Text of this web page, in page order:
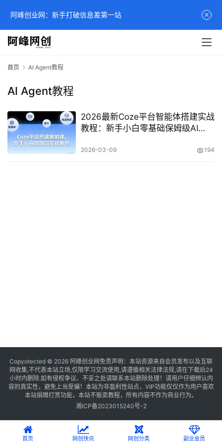
首页 AI Agent教程
AI Agent教程
2026最新Coze平台智能体搭建实战
教程：新手小白零基础保姆级AI
2026-03-09 194
Copyotected © 2026 阿峰创业网 免责声明：本站资源来自会员发布以及互联
网收集,不代表本站立场,仅限学习交流使用,请遵循相关法律法规,请在下载后24
小时内删除.如有侵权争议、不妥之处请联系本站删除处理！请用户仔细辨认内
容的真实性，避免上当受骗！本站为非盈利性站点，VIP功能仅仅作为用户喜欢
本站捐赠打赏功能，本站不贩卖教程，所有内容不作为商业行为。
湘ICP备2023015240号-2
首页 网创快讯 网创分类 副业会员
阿峰创业网：新手打破信息差第一站